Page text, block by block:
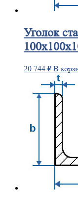
Уголок
20 744 ₽ В